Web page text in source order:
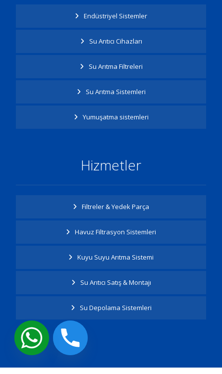
Endüstriyel Sistemler
Su Arıtıcı Cihazları
Su Arıtma Filtreleri
Su Arıtma Sistemleri
Yumuşatma sistemleri
Hizmetler
Filtreler & Yedek Parça
Havuz Filtrasyon Sistemleri
Kuyu Suyu Arıtma Sistemi
Su Arıtıcı Satış & Montajı
Su Depolama Sistemleri